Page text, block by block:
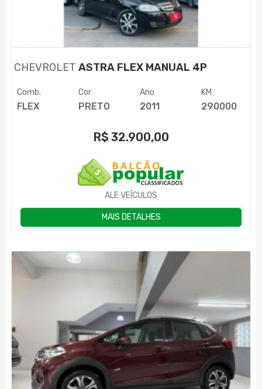
CHEVROLET ASTRA FLEX MANUAL 4P
Comb.
FLEX
Cor
PRETO
Ano
2011
KM
290000
R$ 32.900,00
ALE VEÍCULOS
MAIS DETALHES